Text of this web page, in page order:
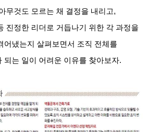
무것도 모르는 채 결정을 내리고,
진정한 리더로 거듭나기 위한 각 과정을
어냈는지 살펴보면서 조직 전체를
되는 일이 어려운 이유를 찾아보자.